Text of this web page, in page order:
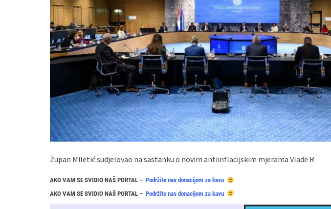
Župan Miletić sudjelovao na sastanku o novim antiinflacijskim mjerama Vlade R
AKO VAM SE SVIDIO NAŠ PORTAL – Podržite nas donacijom za kavu
AKO VAM SE SVIDIO NAŠ PORTAL – Podržite nas donacijom za kavu